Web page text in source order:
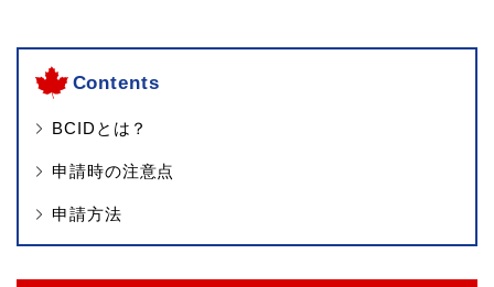
Contents
BCIDとは？
申請時の注意点
申請方法